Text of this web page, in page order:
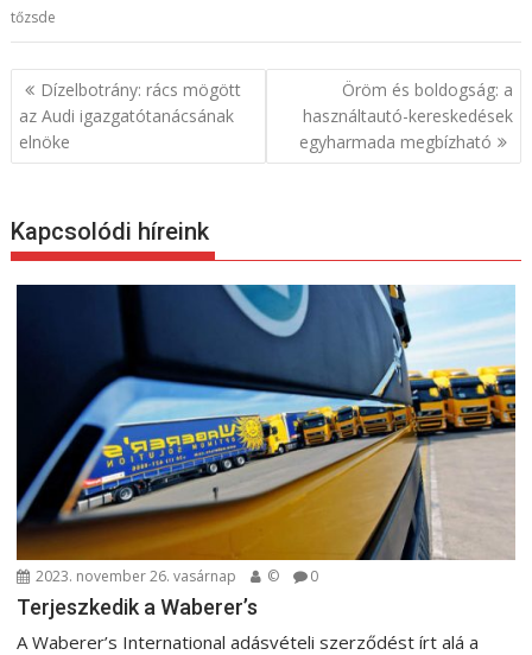
tőzsde
B
e
g
y
g
á
c
i
ó
Dízelbotrány: rács mögött
az Audi igazgatótanácsának
elnöke
Öröm és boldogság: a
használtautó-kereskedések
egyharmada megbízható
Kapcsolódi híreink
2023. november 26. vasárnap © 0
Terjeszkedik a Waberer’s
A Waberer’s International adásvételi szerződést írt alá a